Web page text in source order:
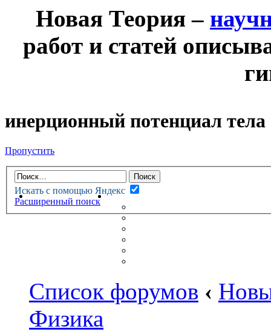
Новая Теория –
работ и статей
инерционный потенциал тела
Пропустить
Искать с помощью Яндекс
Расширенный поиск
НОВАЯ ТЕОРИЯФОРУМ
НЕПРОЧИТАННЫЕ
Список форумов ‹
Физика